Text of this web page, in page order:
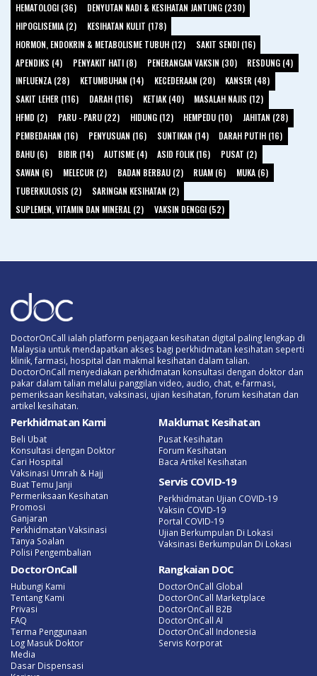
HEMATOLOGI (36)
DENYUTAN NADI & KESIHATAN JANTUNG (230)
HIPOGLISEMIA (2)
KESIHATAN KULIT (178)
HORMON, ENDOKRIN & METABOLISME TUBUH (12)
SAKIT SENDI (16)
APENDIKS (4)
PENYAKIT HATI (8) PENERANGAN VAKSIN (30)
RESDUNG (4)
INFLUENZA (28)
KETUMBUHAN (14) KECEDERAAN (20)
KANSER (48)
SAKIT LEHER (116)
DARAH (116) KETIAK (40)
MASALAH NAJIS (12)
HFMD (2)
PARU - PARU (22) HIDUNG (12) HEMPEDU (10)
JAHITAN (28)
PEMBEDAHAN (16)
PENYUSUAN (16) SUNTIKAN (14)
DARAH PUTIH (16)
BAHU (6)
BIBIR (14) AUTISME (4) ASID FOLIK (16)
PUSAT (2)
SAWAN (6)
MELECUR (2) BADAN BERBAU (2) RUAM (6)
MUKA (6)
TUBERKULOSIS (2)
SARINGAN KESIHATAN (2)
SUPLEMEN, VITAMIN DAN MINERAL (2)
VAKSIN DENGGI (52)
DoctorOnCall ialah platform penjagaan kesihatan digital paling lengkap di
Malaysia untuk mendapatkan akses bagi perkhidmatan kesihatan seperti
klinik, farmasi, hospital dan makmal kesihatan dalam talian.
DoctorOnCall menyediakan perkhidmatan konsultasi dengan doktor dan
pakar dalam talian melalui panggilan video, audio, chat, e-farmasi,
pemeriksaan kesihatan, vaksinasi, ujian kesihatan, forum kesihatan dan
artikel kesihatan.
Perkhidmatan Kami
Beli Ubat
Konsultasi dengan Doktor
Cari Hospital
Vaksinasi Umrah & Hajj
Buat Temu Janji
Permeriksaan Kesihatan
Promosi
Ganjaran
Perkhidmatan Vaksinasi
Tanya Soalan
Polisi Pengembalian
Maklumat Kesihatan
Pusat Kesihatan
Forum Kesihatan
Baca Artikel Kesihatan
Servis COVID-19
Perkhidmatan Ujian COVID-19
Vaksin COVID-19
Portal COVID-19
Ujian Berkumpulan Di Lokasi
Vaksinasi Berkumpulan Di Lokasi
DoctorOnCall
Hubungi Kami
Tentang Kami
Privasi
FAQ
Terma Penggunaan
Log Masuk Doktor
Media
Dasar Dispensasi
Rangkaian DOC
DoctorOnCall Global
DoctorOnCall Marketplace
DoctorOnCall B2B
DoctorOnCall AI
DoctorOnCall Indonesia
Servis Korporat